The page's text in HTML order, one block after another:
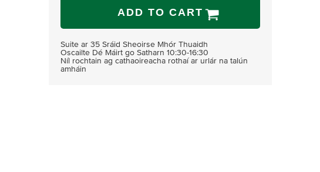
ADD TO CART
Suite ar 35 Sráid Sheoirse Mhór Thuaidh
Oscailte Dé Máirt go Satharn 10:30-16:30
Níl rochtain ag cathaoireacha rothaí ar urlár na talún
amháin